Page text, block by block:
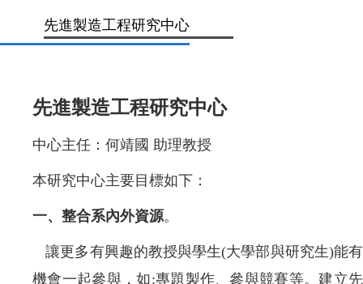
先進製造工程研究中心
先進製造工程研究中心
中心主任：何靖國 助理教授
本研究中心主要目標如下：
一、整合系內外資源。
讓更多有興趣的教授與學生(大學部與研究生)能有
機會一起參與，如:專題製作、參與競賽等。建立先